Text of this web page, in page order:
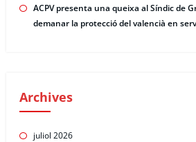
ACPV presenta una queixa al Síndic de
demanar la protecció del valencià en
Archives
juliol 2026